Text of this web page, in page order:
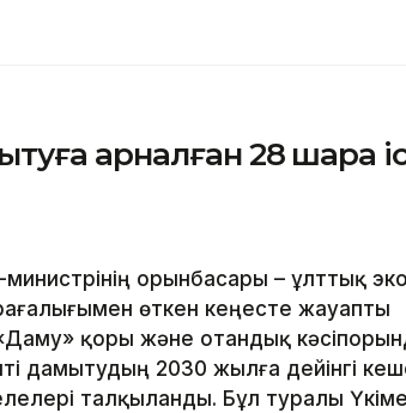
арналған 28 шара
орынбасары – ұлттық
өткен кеңесте жауапты
қоры және отандық
дамытудың 2030 жылға дейінгі
талқыланды. Бұл туралы